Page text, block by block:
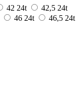
42 24t 42,5 24t
46 24t 46,5 24t